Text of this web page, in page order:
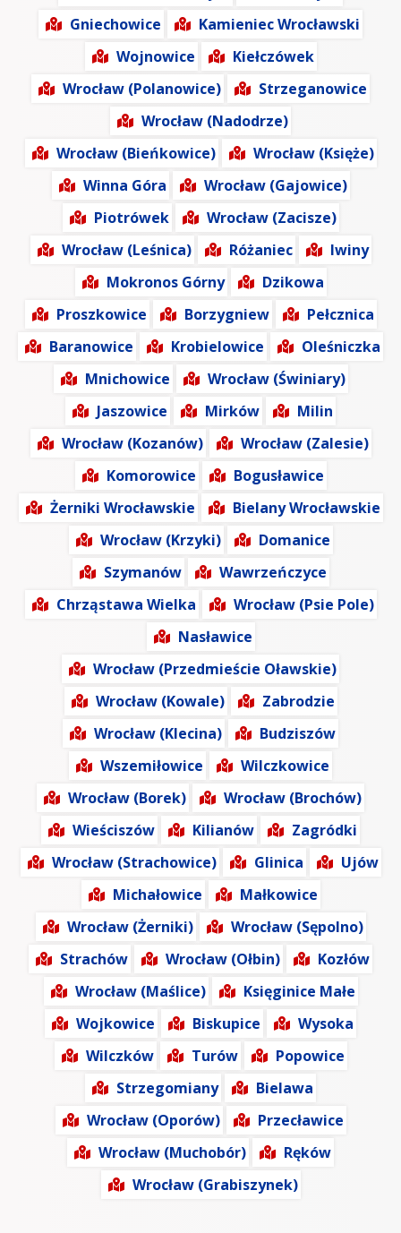
Gniechowice
Kamieniec Wrocławski
Wojnowice
Kiełczówek
Wrocław (Polanowice)
Strzeganowice
Wrocław (Nadodrze)
Wrocław (Bieńkowice)
Wrocław (Księże)
Winna Góra
Wrocław (Gajowice)
Piotrówek
Wrocław (Zacisze)
Wrocław (Leśnica)
Różaniec
Iwiny
Mokronos Górny
Dzikowa
Proszkowice
Borzygniew
Pełcznica
Baranowice
Krobielowice
Oleśniczka
Mnichowice
Wrocław (Świniary)
Jaszowice
Mirków
Milin
Wrocław (Kozanów)
Wrocław (Zalesie)
Komorowice
Bogusławice
Żerniki Wrocławskie
Bielany Wrocławskie
Wrocław (Krzyki)
Domanice
Szymanów
Wawrzeńczyce
Chrząstawa Wielka
Wrocław (Psie Pole)
Nasławice
Wrocław (Przedmieście Oławskie)
Wrocław (Kowale)
Zabrodzie
Wrocław (Klecina)
Budziszów
Wszemiłowice
Wilczkowice
Wrocław (Borek)
Wrocław (Brochów)
Wieściszów
Kilianów
Zagródki
Wrocław (Strachowice)
Glinica
Ujów
Michałowice
Małkowice
Wrocław (Żerniki)
Wrocław (Sępolno)
Strachów
Wrocław (Ołbin)
Kozłów
Wrocław (Maślice)
Księginice Małe
Wojkowice
Biskupice
Wysoka
Wilczków
Turów
Popowice
Strzegomiany
Bielawa
Wrocław (Oporów)
Przecławice
Wrocław (Muchobór)
Ręków
Wrocław (Grabiszynek)